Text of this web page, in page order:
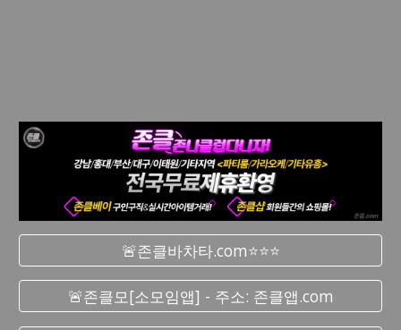
🚨존클바차타.com⭐⭐⭐
🚨존클모[소모임앱] - 주소: 존클앱.com